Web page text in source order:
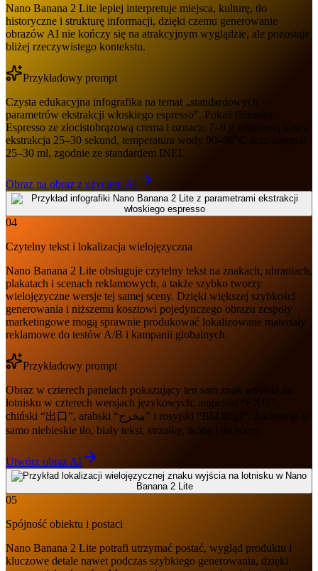
Nano Banana 2 Lite lepiej interpretuje miejsca, kulturę, tło
historyczne i strukturę informacji, dzięki czemu generowanie
obrazów AI nie kończy się na atrakcyjnym wyglądzie, ale pozostaje
bliżej rzeczywistego kontekstu.
Przykładowy prompt
Czysta edukacyjna infografika na temat „standardowych
parametrów ekstrakcji włoskiego espresso”. Pokaż filiżankę
Espresso ze złocistobrązową crema i oznacz: 7–9 g zmielonej kawy,
ekstrakcja 25–30 sekund, temperatura wody 90–96°C oraz objętość
25–30 ml, zgodnie ze standardem INEI.
Obraz na obraz z użyciem AI
04
Czytelny tekst i lokalizacja wielojęzyczna
Nano Banana 2 Lite obsługuje czytelny tekst na znakach, ubraniach,
plakatach i scenach reklamowych, a także szybko tworzy
wielojęzyczne wersje tej samej sceny. Dzięki większej szybkości
generowania i niższemu kosztowi pojedynczego obrazu zespoły
marketingowe mogą sprawnie produkować lokalizowane materiały
reklamowe do testów A/B i kampanii globalnych.
Przykładowy prompt
Obraz w czterech panelach pokazujący ten sam znak wyjścia na
lotnisku w czterech wersjach językowych: angielski “EXIT”,
chiński “出口”, arabski “مخرج” i rosyjski “ВЫХОД”. Zachowaj to
samo niebieskie tło, biały tekst, strzałkę, ikonę i tło sceny.
Utwórz obraz AI
05
Spójność obiektu i postaci
Nano Banana 2 Lite potrafi utrzymać postać, wygląd produktu i
kluczowe detale nawet podczas szybkiego generowania, dzięki